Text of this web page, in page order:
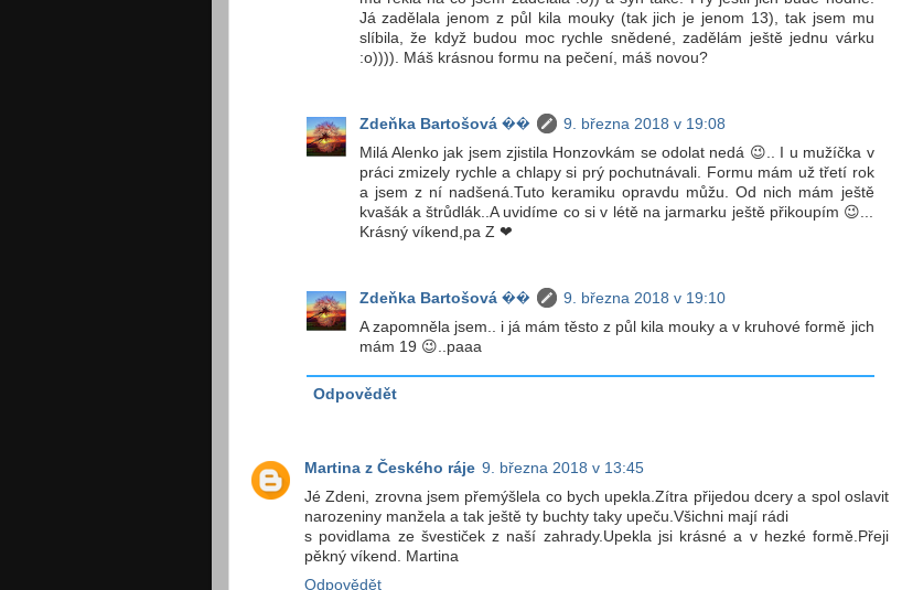
Já zadělala jenom z půl kila mouky (tak jich je jenom 13), tak jsem mu
slíbila, že když budou moc rychle snědené, zadělám ještě jednu várku
:o)))). Máš krásnou formu na pečení, máš novou?
Zdeňka Bartošová ��
9. března 2018 v 19:08
Milá Alenko jak jsem zjistila Honzovkám se odolat nedá 😉.. I u mužíčka v
práci zmizely rychle a chlapy si prý pochutnávali. Formu mám už třetí rok
a jsem z ní nadšená.Tuto keramiku opravdu můžu. Od nich mám ještě
kvašák a štrůdlák..A uvidíme co si v létě na jarmarku ještě přikoupím 😉...
Krásný víkend,pa Z ❤
Zdeňka Bartošová ��
9. března 2018 v 19:10
A zapomněla jsem.. i já mám těsto z půl kila mouky a v kruhové formě jich
mám 19 😉..paaa
Odpovědět
Martina z Českého ráje 9. března 2018 v 13:45
Jé Zdeni, zrovna jsem přemýšlela co bych upekla.Zítra přijedou dcery a spol oslavit
narozeniny manžela a tak ještě ty buchty taky upeču.Všichni mají rádi
s povidlama ze švestiček z naší zahrady.Upekla jsi krásné a v hezké formě.Přeji
pěkný víkend. Martina
Odpovědět